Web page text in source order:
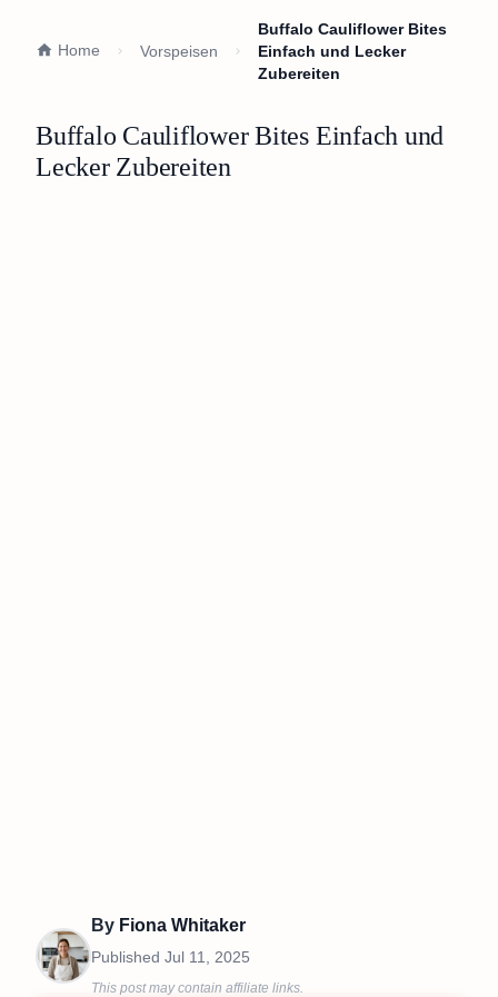
Home Vorspeisen
Buffalo Cauliflower Bites
Einfach und Lecker
Zubereiten
Buffalo Cauliflower Bites Einfach und
Lecker Zubereiten
By Fiona Whitaker
Published Jul 11, 2025
This post may contain affiliate links.